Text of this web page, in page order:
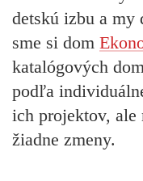
detskú izbu a my
sme si dom
katalógových
podľa
ich projektov,
žiadne zmeny.